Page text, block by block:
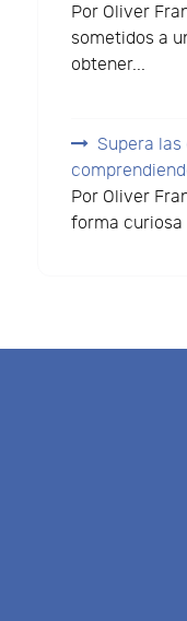
Por Oliver
sometidos a
obtener...
Supera
Por Oliver
forma curiosa